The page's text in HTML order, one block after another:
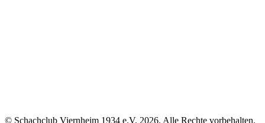
© Schachclub Viernheim 1934 e.V. 2026. Alle Rechte vorbehalten.